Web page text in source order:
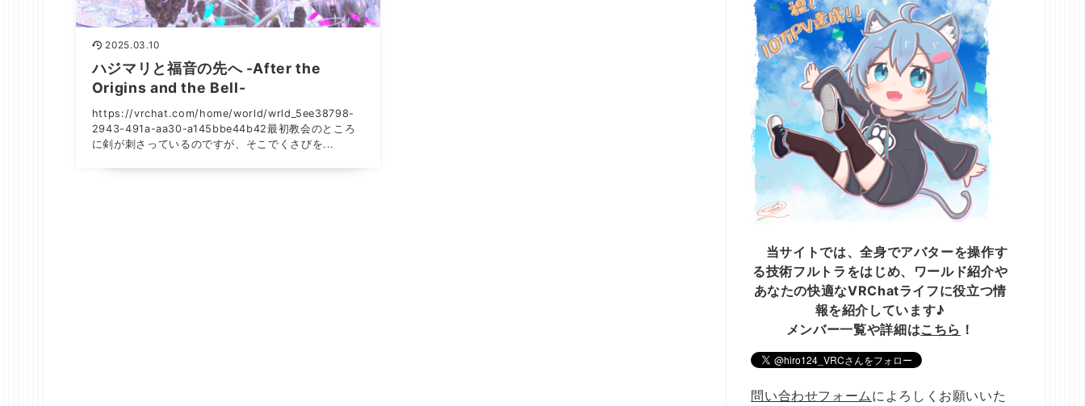
2025.03.10
ハジマリと福音の先へ -After the
Origins and the Bell-
https://vrchat.com/home/world/wrld_5ee38798-
2943-491a-aa30-a145bbe44b42最初教会のところ
に剣が刺さっているのですが、そこでくさびを...
当サイトでは、全身でアバターを操作す
る技術フルトラをはじめ、ワールド紹介や
あなたの快適なVRChatライフに役立つ情
報を紹介しています♪
メンバー一覧や詳細はこちら ！
問い合わせフォームによろしくお願いいた